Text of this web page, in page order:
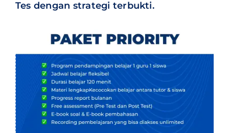
Tes dengan strategi terbukti.